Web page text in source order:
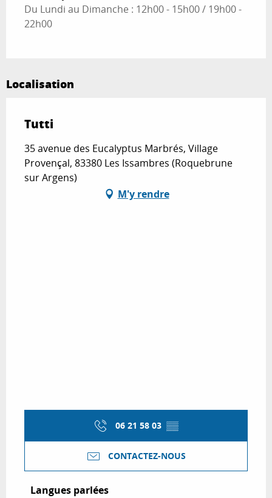
Du Lundi au Dimanche : 12h00 - 15h00 / 19h00 -
22h00
Localisation
Tutti
35 avenue des Eucalyptus Marbrés, Village
Provençal, 83380 Les Issambres (Roquebrune
sur Argens)
M'y rendre
06 21 58 03 ▒▒
CONTACTEZ-NOUS
Langues parlées
Langues parlées